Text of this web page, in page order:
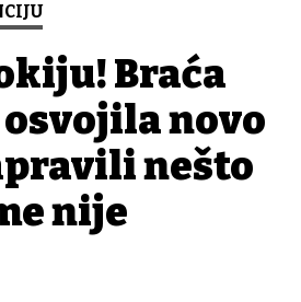
Braća
novo
nešto
nije